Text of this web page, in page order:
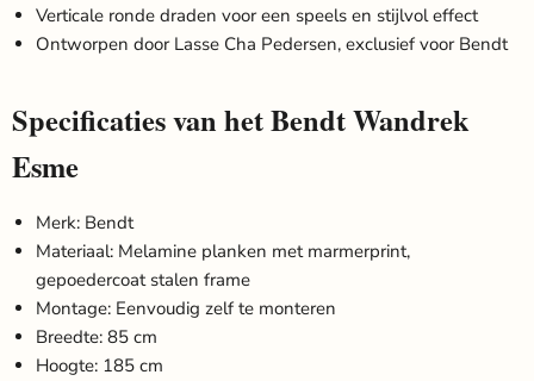
Verticale ronde draden voor een speels en stijlvol effect
Ontworpen door Lasse Cha Pedersen, exclusief voor Bendt
Specificaties van het Bendt Wandrek
Esme
Merk: Bendt
Materiaal: Melamine planken met marmerprint,
gepoedercoat stalen frame
Montage: Eenvoudig zelf te monteren
Breedte: 85 cm
Hoogte: 185 cm